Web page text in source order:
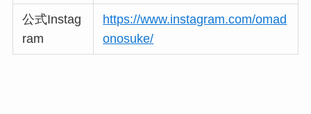
公式Instag
ram
https://www.instagram.com/omad
onosuke/